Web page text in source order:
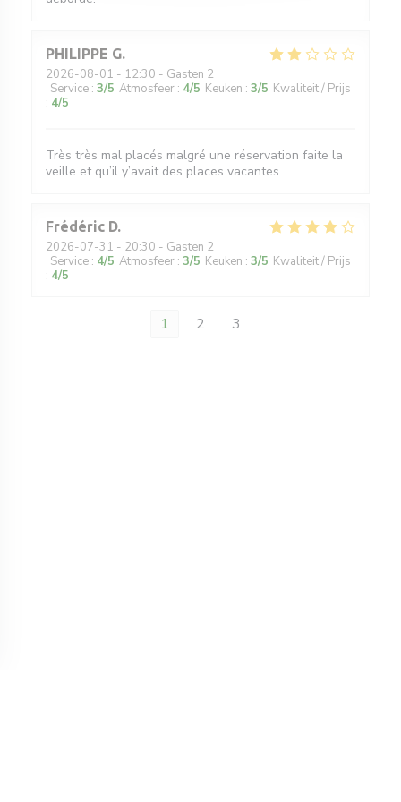
PHILIPPE G
2026-08-01 - 12:30 - Gasten 2
Service : 3/5 Atmosfeer : 4/5 Keuken : 3/5 Kwaliteit / Prijs
: 4/5
Très très mal placés malgré une réservation faite la
veille et qu’il y’avait des places vacantes
Frédéric D
2026-07-31 - 20:30 - Gasten 2
Service : 4/5 Atmosfeer : 3/5 Keuken : 3/5 Kwaliteit / Prijs
: 4/5
1 2 3